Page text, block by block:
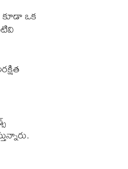
కూడా ఒక